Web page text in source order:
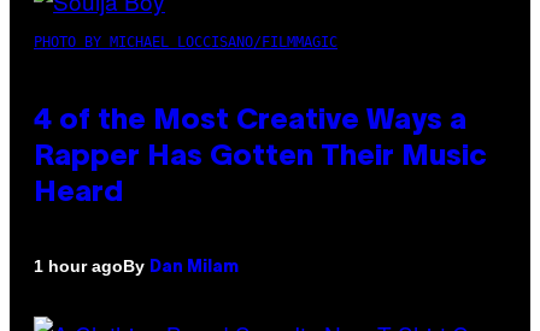
PHOTO BY MICHAEL LOCCISANO/FILMMAGIC
4 of the Most Creative Ways a
Rapper Has Gotten Their Music
Heard
1 hour agoBy Dan Milam